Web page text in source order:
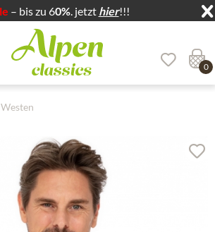
– bis zu 60%. jetzt hier!!!
Zum Hauptbereich springen
0